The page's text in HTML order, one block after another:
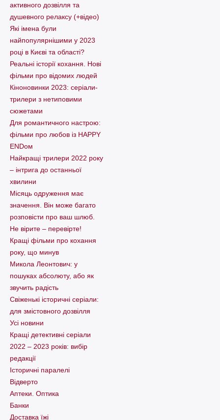
активного дозвілля та
душевного релаксу (+відео)
Які імена були
найпопулярнішими у 2023
році в Києві та області?
Реальні історії кохання. Нові
фільми про відомих людей
Кіноновинки 2023: серіали-
трилери з нетиповими
сюжетами
Для романтичного настрою:
фільми про любов із HAPPY
ENDом
Найкращі трилери 2022 року
– інтрига до останньої
хвилини
Місяць одруження має
значення. Він може багато
розповісти про ваш шлюб.
Не вірите – перевірте!
Кращі фільми про кохання
року, що минув
Микола Леонтович: у
пошуках абсолюту, або як
звучить радість
Свіженькі історичні серіали:
для змістовного дозвілля
Усі новини
Кращі детективні серіали
2022 – 2023 років: вибір
редакції
Історичні паралелі
Відверто
Аптеки. Оптика
Банки
Доставка їжі